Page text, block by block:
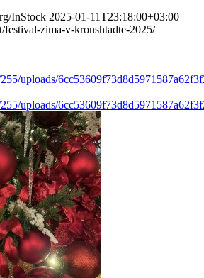
InStock 2025-01-11T23:18:00+03:00
festival-zima-v-kronshtadte-2025/
uploads/
uploads/